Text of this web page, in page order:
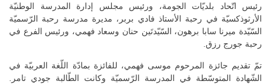
رئيس اتّحاد بلديّات الجومة، ورئيس مجلس إدارة المدرسة الوطنيّة
الأرثوذكسيّة في رحبة الأستاذ فادي بربر، مديرة مدرسة رحبة الرّسميّة
السّيّدة ميرنا سابا برهون، السّيّدتَين حنان وسعاد فهمي، ورئيس الفرع في
رحبة جورج رزق.
تمّ تقديم جائزة المرحوم موسى فهمي، للفائزة بمادّة اللّغة العربيّة في
الشّهادة المتوسّطة في المدرسة الرّسميّة وكانت الطّالبة جودي تامر.